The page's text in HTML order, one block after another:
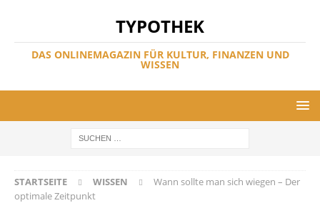
TYPOTHEK
DAS ONLINEMAGAZIN FÜR KULTUR, FINANZEN UND
WISSEN
STARTSEITE WISSEN
Wann sollte man sich wiegen – Der
optimale Zeitpunkt